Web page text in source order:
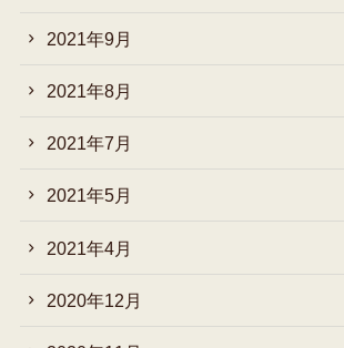
2021年9月
2021年8月
2021年7月
2021年5月
2021年4月
2020年12月